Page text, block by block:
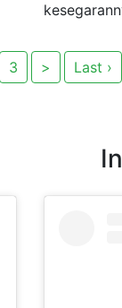
3 > Last ›